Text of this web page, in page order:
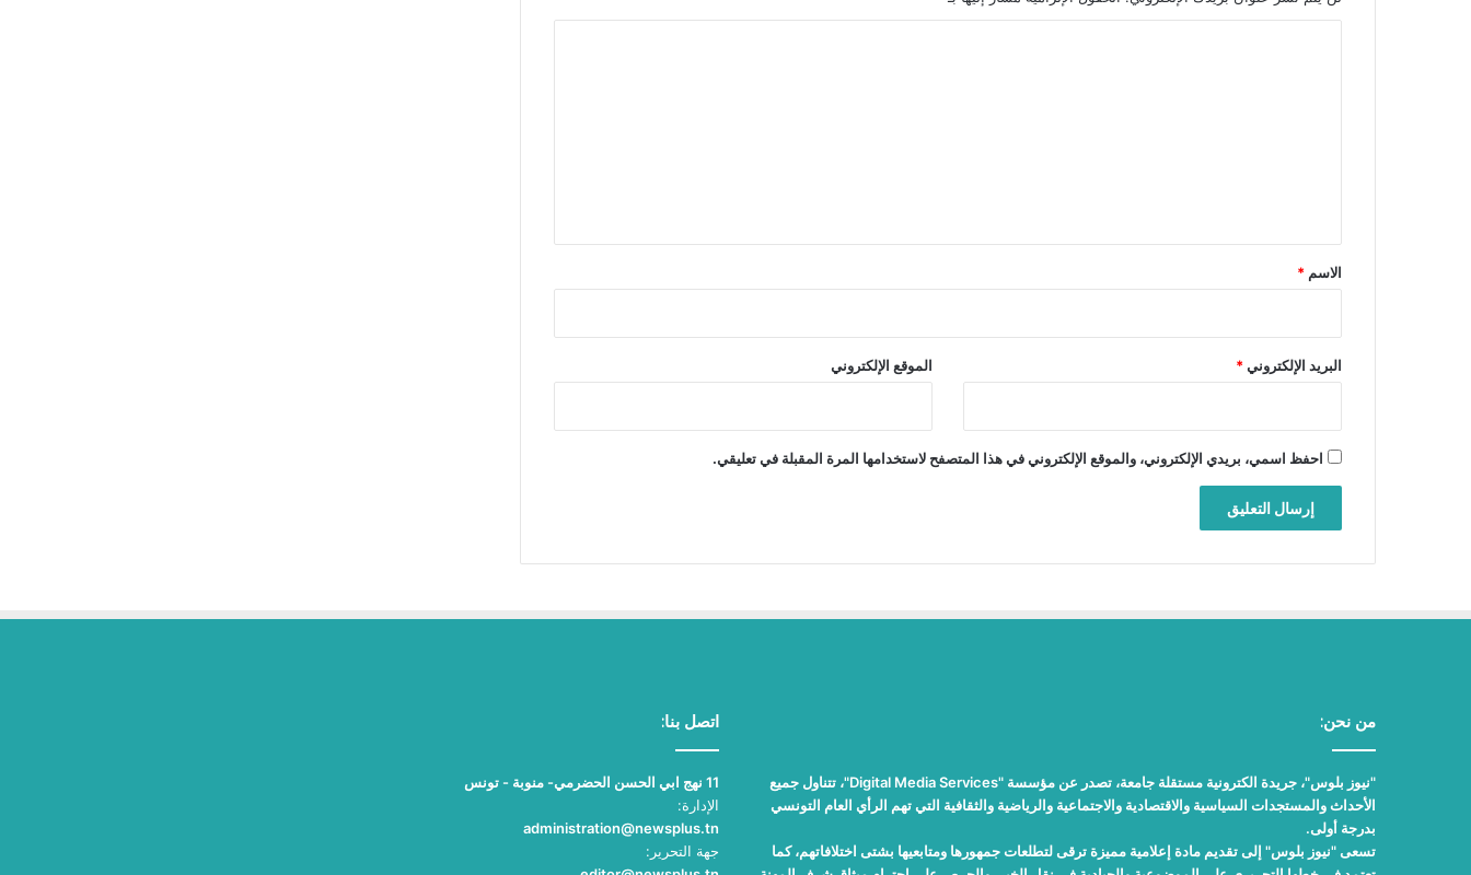
*
الاسم *
البريد الإلكتروني* الموقع الإلكتروني
احفظ اسمي، بريدي الإلكتروني، والموقع الإلكتروني في هذا المتصفح لاستخدامها المرة المقبلة في تعليقي.
من نحن:
"نيوز بلوس"، جريدة الكترونية مستقلة جامعة، تصدر عن مؤسسة "Digital Media Services"، تتناول جميع
الأحداث والمستجدات السياسية والاقتصادية والاجتماعية والرياضية والثقافية التي تهم الرأي العام التونسي
بدرجة أولى.
تسعى "نيوز بلوس" إلى تقديم مادة إعلامية مميزة ترقى لتطلعات جمهورها ومتابعيها بشتى اختلافاتهم، كما
اتصل بنا:
11 نهج ابي الحسن الحضرمي- منوبة - تونس
الإدارة:
administration@newsplus.tn
جهة التحرير: